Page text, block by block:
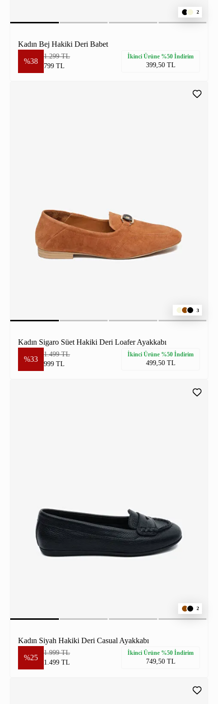
2
Kadın Bej Hakiki Deri Babet
%38
1.299 TL
799 TL
İkinci Ürüne %50 İndirim
399,50 TL
3
Kadın Sigaro Süet Hakiki Deri Loafer Ayakkabı
%33
1.499 TL
999 TL
İkinci Ürüne %50 İndirim
499,50 TL
2
Kadın Siyah Hakiki Deri Casual Ayakkabı
%25
1.999 TL
1.499 TL
İkinci Ürüne %50 İndirim
749,50 TL